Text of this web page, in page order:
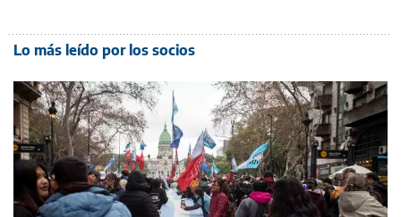
Lo más leído por los socios